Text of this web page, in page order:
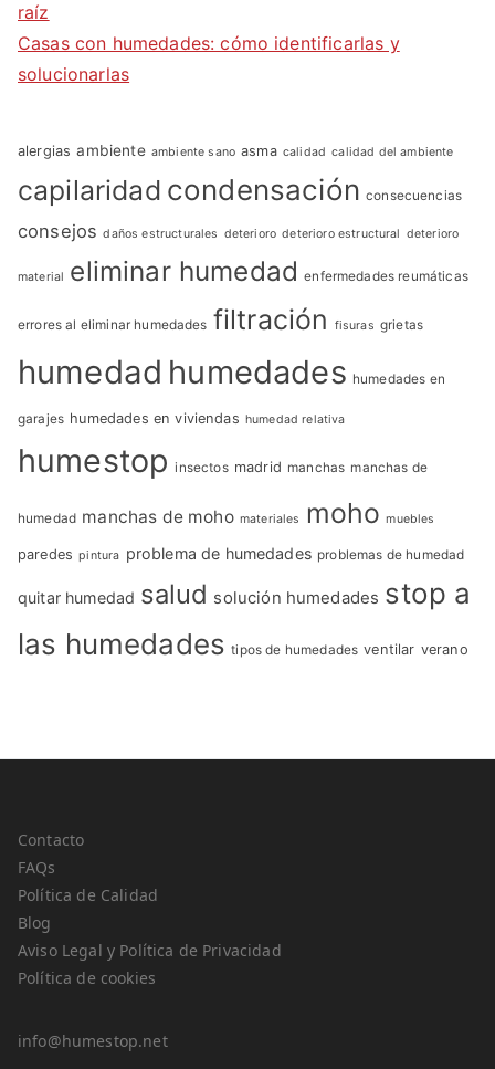
raíz
Casas con humedades: cómo identificarlas y
solucionarlas
alergias ambiente ambiente sano asma calidad calidad del ambiente
capilaridad condensación consecuencias
consejos daños estructurales deterioro deterioro estructural deterioro
material eliminar humedad enfermedades reumáticas
errores al eliminar humedades filtración fisuras grietas
humedad humedades humedades en
garajes humedades en viviendas humedad relativa
humestop insectos madrid manchas manchas de
humedad manchas de moho materiales moho muebles
paredes pintura problema de humedades problemas de humedad
quitar humedad salud solución humedades stop a
las humedades tipos de humedades ventilar verano
Contacto
FAQs
Política de Calidad
Blog
Aviso Legal y Política de Privacidad
Política de cookies
info@humestop.net